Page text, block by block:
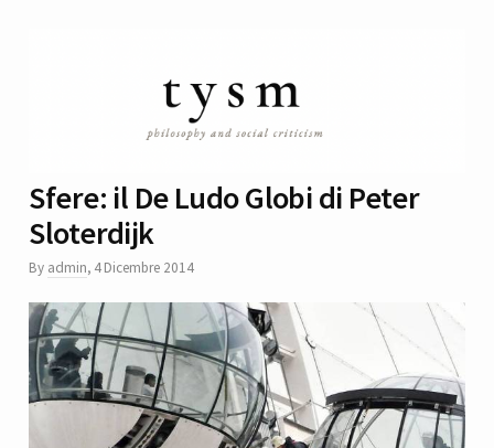
Sfere: il De Ludo Globi di Peter
Sloterdijk
By admin, 4 Dicembre 2014